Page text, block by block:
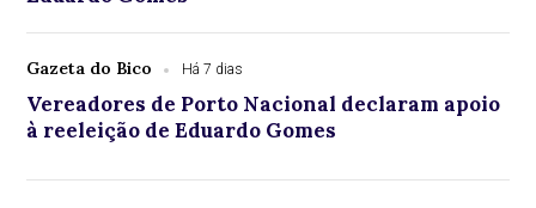
Gazeta do Bico Há 7 dias
Vereadores de Porto Nacional declaram apoio
à reeleição de Eduardo Gomes